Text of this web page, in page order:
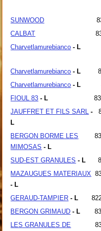
SUNWOOD
CALBAT
Charvetlamurebianco - L
Charvetlamurebianco - L
Charvetlamurebianco - L
FIOUL 83 - L
JAUFFRET ET FILS SARL
-
L
BERGON BORME LES
MIMOSAS - L
SUD-EST GRANULES - L
MAZAUGUES MATERIAUX
- L
GERAUD-TAMPIER - L
BERGON GRIMAUD - L
LES GRANULES DE